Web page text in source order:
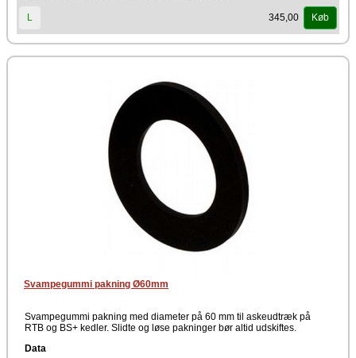
L 345,00 Køb
Svampegummi pakning Ø60mm
Svampegummi pakning med diameter på 60 mm til askeudtræk på
RTB og BS+ kedler. Slidte og løse pakninger bør altid udskiftes.
Data